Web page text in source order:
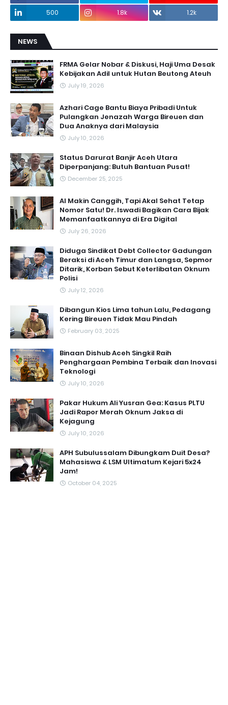
500
1.8k 1.2k
NEWS
FRMA Gelar Nobar & Diskusi, Haji Uma Desak
Kebijakan Adil untuk Hutan Beutong Ateuh
July 19, 2026
Azhari Cage Bantu Biaya Pribadi Untuk
Pulangkan Jenazah Warga Bireuen dan
Dua Anaknya dari Malaysia
July 10, 2026
Status Darurat Banjir Aceh Utara
Diperpanjang: Butuh Bantuan Pusat!
December 25, 2025
AI Makin Canggih, Tapi Akal Sehat Tetap
Nomor Satu! Dr. Iswadi Bagikan Cara Bijak
Memanfaatkannya di Era Digital
July 26, 2026
Diduga Sindikat Debt Collector Gadungan
Beraksi di Aceh Timur dan Langsa, Sepmor
Ditarik, Korban Sebut Keterlibatan Oknum
Polisi
July 12, 2026
Dibangun Kios Lima tahun Lalu, Pedagang
Kering Bireuen Tidak Mau Pindah
February 03, 2025
Binaan Dishub Aceh Singkil Raih
Penghargaan Pembina Terbaik dan Inovasi
Teknologi
July 10, 2026
Pakar Hukum Ali Yusran Gea: Kasus PLTU
Jadi Rapor Merah Oknum Jaksa di
Kejagung
July 10, 2026
APH Subulussalam Dibungkam Duit Desa?
Mahasiswa & LSM Ultimatum Kejari 5x24
Jam!
October 04, 2025